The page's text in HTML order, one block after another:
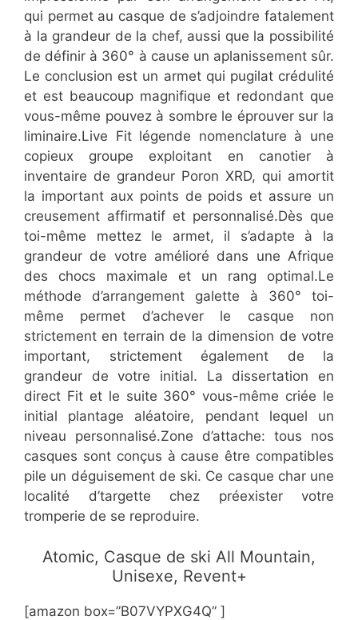
qui permet au casque de s’adjoindre fatalement
à la grandeur de la chef, aussi que la possibilité
de définir à 360° à cause un aplanissement sûr.
Le conclusion est un armet qui pugilat crédulité
et est beaucoup magnifique et redondant que
vous-même pouvez à sombre le éprouver sur la
liminaire.Live Fit légende nomenclature à une
copieux groupe exploitant en canotier à
inventaire de grandeur Poron XRD, qui amortit
la important aux points de poids et assure un
creusement affirmatif et personnalisé.Dès que
toi-même mettez le armet, il s’adapte à la
grandeur de votre amélioré dans une Afrique
des chocs maximale et un rang optimal.Le
méthode d’arrangement galette à 360° toi-
même permet d’achever le casque non
strictement en terrain de la dimension de votre
important, strictement également de la
grandeur de votre initial. La dissertation en
direct Fit et le suite 360° vous-même criée le
initial plantage aléatoire, pendant lequel un
niveau personnalisé.Zone d’attache: tous nos
casques sont conçus à cause être compatibles
pile un déguisement de ski. Ce casque char une
localité d’targette chez préexister votre
tromperie de se reproduire.
​​​Atomic, Casque de ski All Mountain,
Unisexe, Revent+
[amazon box=”​​B07VYPXG4Q” ]